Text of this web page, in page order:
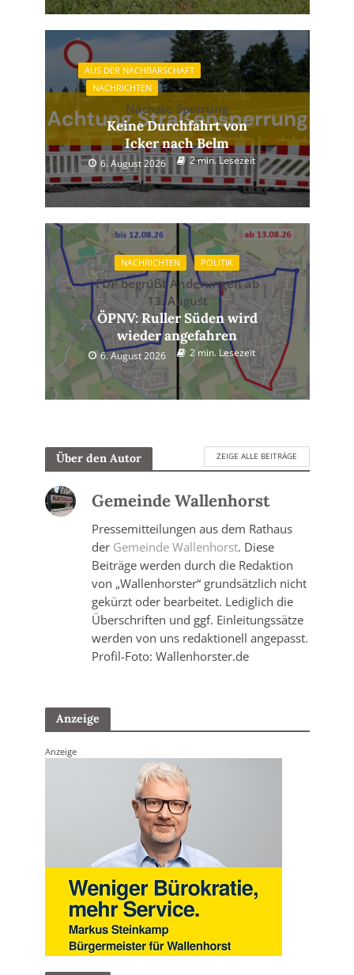
AUS DER NACHBARSCHAFT
NACHRICHTEN
Nächste Sperrung
Keine Durchfahrt von
Icker nach Belm
6. August 2026 2 min. Lesezeit
NACHRICHTEN POLITIK
FDP begrüßt Änderungen ab
13. August
ÖPNV: Ruller Süden wird
wieder angefahren
6. August 2026 2 min. Lesezeit
Über den Autor ZEIGE ALLE BEITRÄGE
Gemeinde Wallenhorst
Pressemitteilungen aus dem Rathaus
der Gemeinde Wallenhorst. Diese
Beiträge werden durch die Redaktion
von „Wallenhorster“ grundsätzlich nicht
gekürzt oder bearbeitet. Lediglich die
Überschriften und ggf. Einleitungssätze
werden von uns redaktionell angepasst.
Profil-Foto: Wallenhorster.de
Anzeige
Anzeige